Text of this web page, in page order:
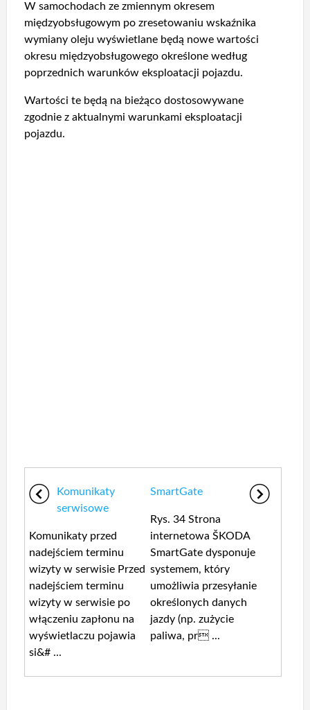
W samochodach ze zmiennym okresem
międzyobsługowym po zresetowaniu wskaźnika
wymiany oleju wyświetlane będą nowe wartości
okresu międzyobsługowego określone według
poprzednich warunków eksploatacji pojazdu.
Wartości te będą na bieżąco dostosowywane
zgodnie z aktualnymi warunkami eksploatacji
pojazdu.
Komunikaty
serwisowe
Komunikaty przed
nadejściem terminu
wizyty w serwisie Przed
nadejściem terminu
wizyty w serwisie po
włączeniu zapłonu na
wyświetlaczu pojawia
si&# ...
SmartGate
Rys. 34 Strona
internetowa ŠKODA
SmartGate dysponuje
systemem, który
umożliwia przesyłanie
określonych danych
jazdy (np. zużycie
paliwa, pr ...